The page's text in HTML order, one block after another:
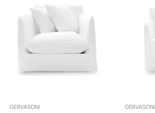
GERVASONI GERVASONI